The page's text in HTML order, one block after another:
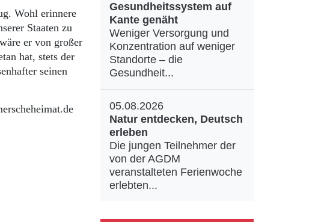
Wohl erinnere
Staaten zu
er von großer
hat, stets der
seinen
Gesundheitssystem auf
Kante genäht
Weniger Versorgung und
Konzentration auf weniger
Standorte – die
Gesundheit...
05.08.2026
Natur entdecken, Deutsch
erleben
Die jungen Teilnehmer der
von der AGDM
veranstalteten Ferienwoche
erlebten...